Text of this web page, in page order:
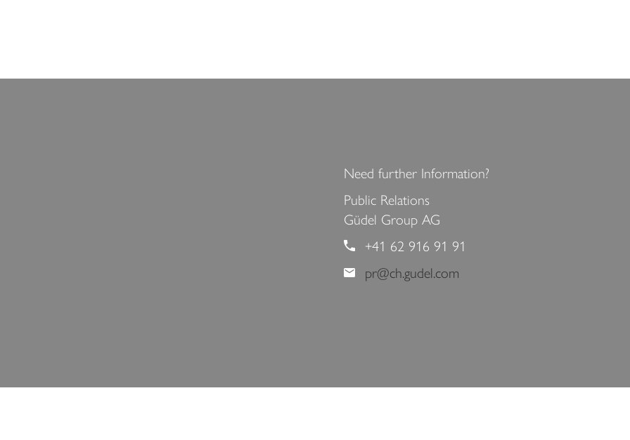
Need further Information?
Public Relations
Güdel Group AG
+41 62 916 91 91
pr@ch.gudel.com